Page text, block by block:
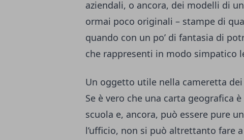
aziendali, o ancora, dei modelli di
ormai poco originali – stampe di
quando con un po’ di fantasia di
che rappresenti in modo simpatico
Un oggetto utile nella cameretta
Se è vero che una carta geografica
scuola e, ancora, può essere pure
l’ufficio, non si può altrettanto fare